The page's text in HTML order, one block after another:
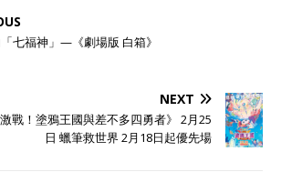
七福神」—《劇場版 白箱》
NEXT
戰！塗鴉王國與差不多四勇者》 2月25
日 蠟筆救世界 2月18日起優先場